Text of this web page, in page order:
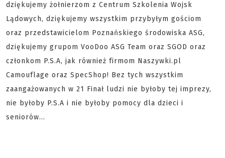
dziękujemy żołnierzom z Centrum Szkolenia Wojsk
Lądowych, dziękujemy wszystkim przybyłym gościom
oraz przedstawicielom Poznańskiego środowiska ASG,
dziękujemy grupom VooDoo ASG Team oraz SGOD oraz
członkom P.S.A, jak również firmom Naszywki.pl
Camouflage oraz SpecShop! Bez tych wszystkim
zaangażowanych w 21 Finał ludzi nie byłoby tej imprezy,
nie byłoby P.S.A i nie byłoby pomocy dla dzieci i
seniorów...